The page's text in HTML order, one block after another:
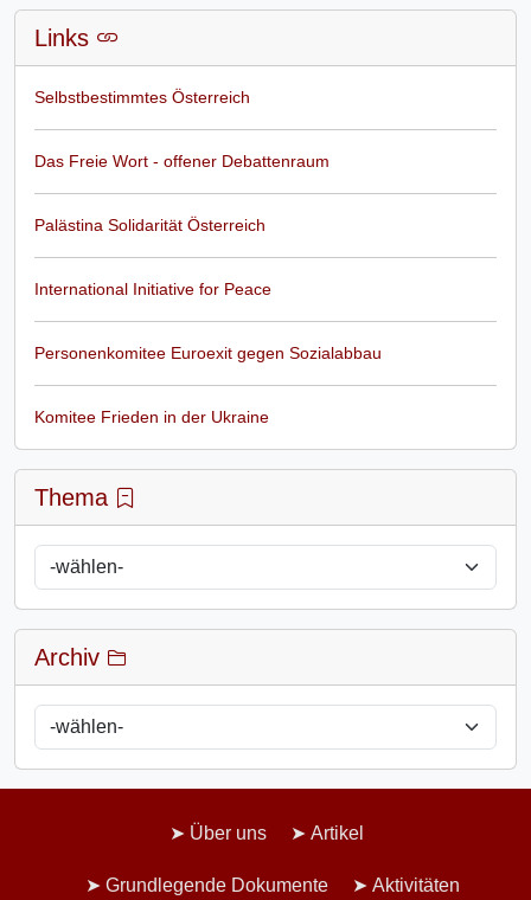
Links
Selbstbestimmtes Österreich
Das Freie Wort - offener Debattenraum
Palästina Solidarität Österreich
International Initiative for Peace
Personenkomitee Euroexit gegen Sozialabbau
Komitee Frieden in der Ukraine
Thema
Archiv
Über uns Artikel
Grundlegende Dokumente Aktivitäten